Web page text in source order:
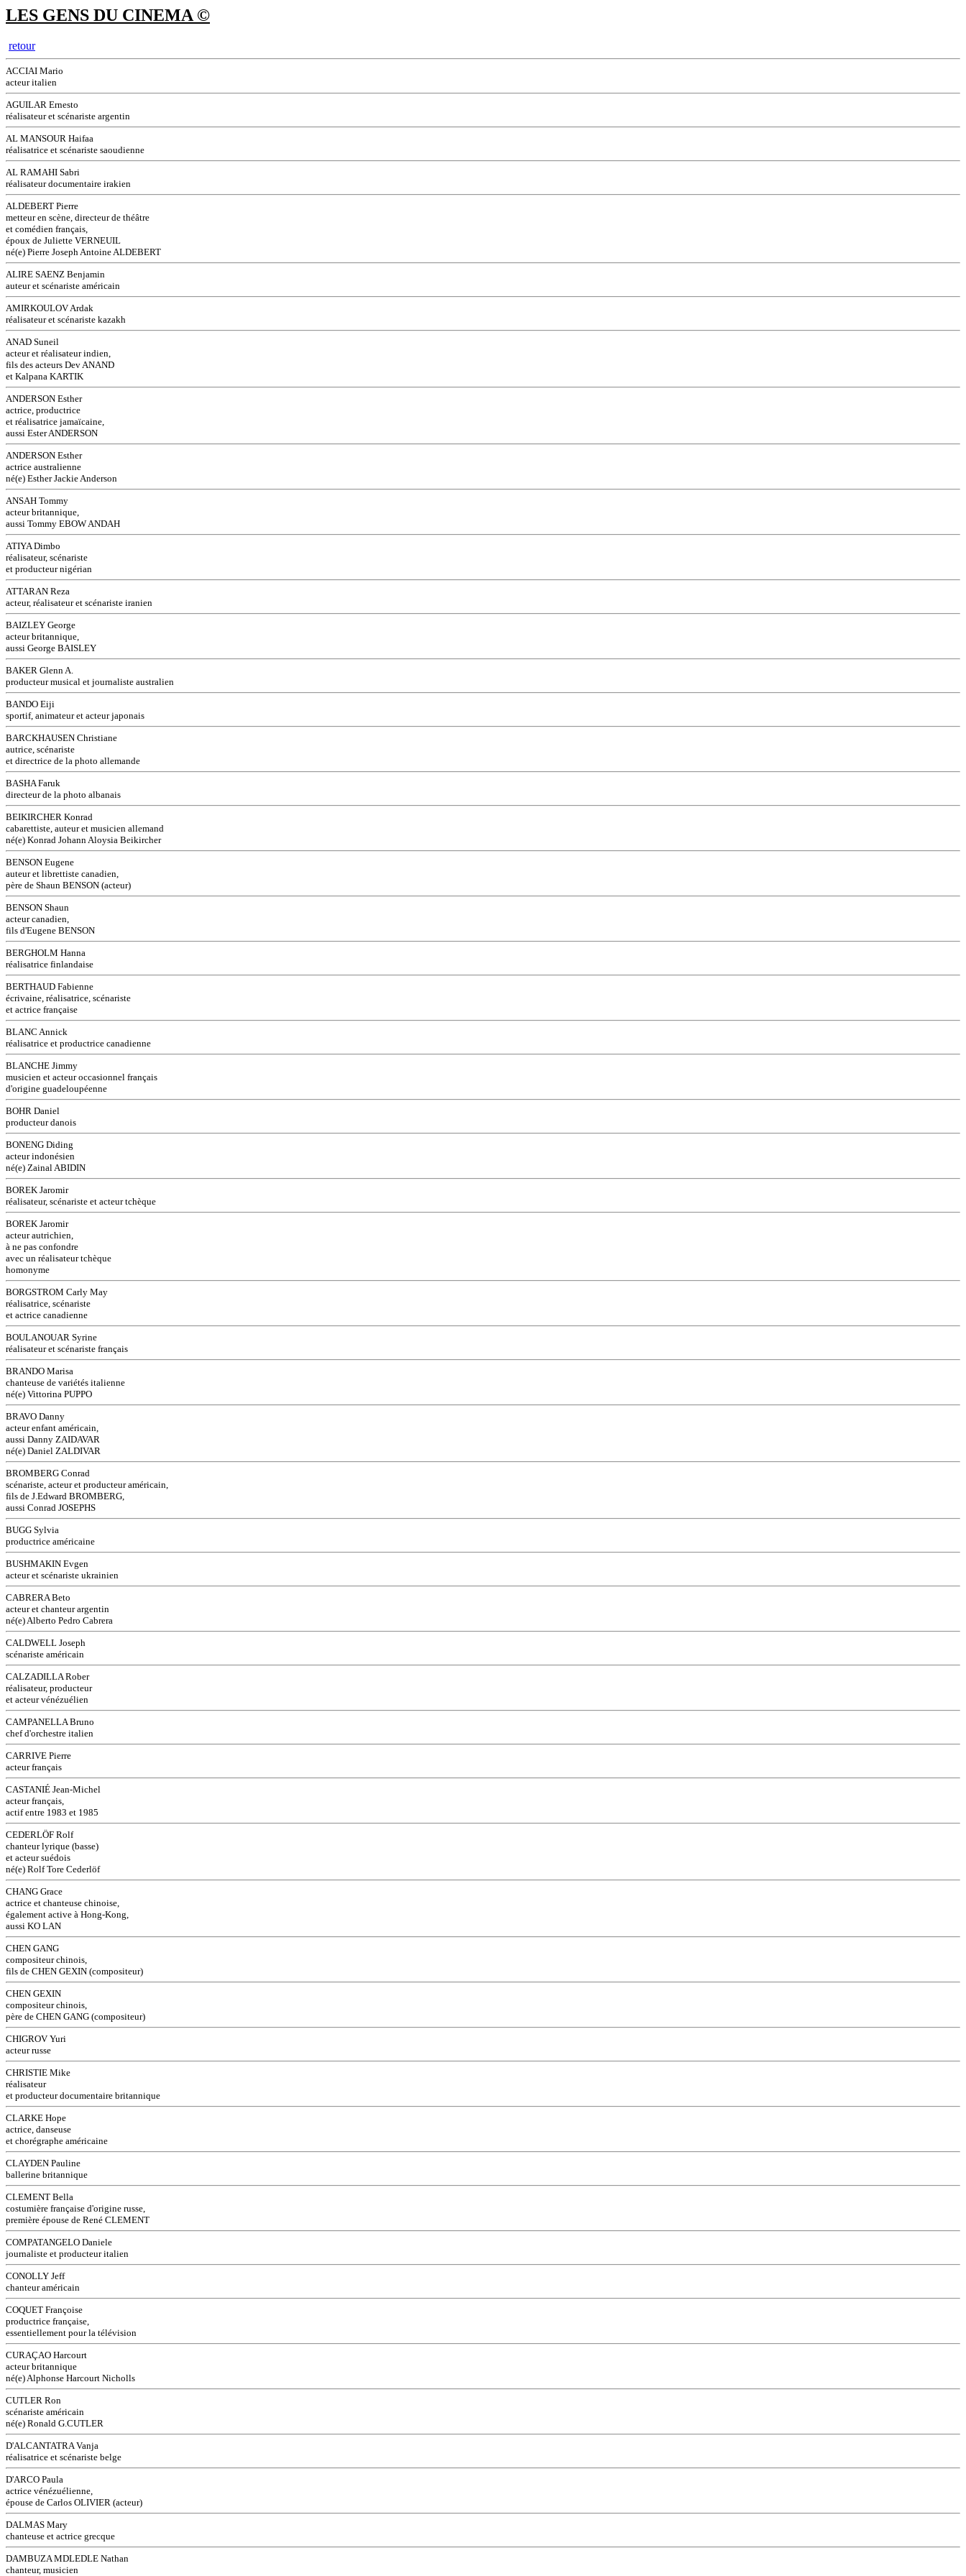
LES GENS DU CINEMA ©
retour
ACCIAI Mario
acteur italien
AGUILAR Ernesto
réalisateur et scénariste argentin
AL MANSOUR Haifaa
réalisatrice et scénariste saoudienne
AL RAMAHI Sabri
réalisateur documentaire irakien
ALDEBERT Pierre
metteur en scène, directeur de théâtre
et comédien français,
époux de Juliette VERNEUIL
né(e) Pierre Joseph Antoine ALDEBERT
ALIRE SAENZ Benjamin
auteur et scénariste américain
AMIRKOULOV Ardak
réalisateur et scénariste kazakh
ANAD Suneil
acteur et réalisateur indien,
fils des acteurs Dev ANAND
et Kalpana KARTIK
ANDERSON Esther
actrice, productrice
et réalisatrice jamaïcaine,
aussi Ester ANDERSON
ANDERSON Esther
actrice australienne
né(e) Esther Jackie Anderson
ANSAH Tommy
acteur britannique,
aussi Tommy EBOW ANDAH
ATIYA Dimbo
réalisateur, scénariste
et producteur nigérian
ATTARAN Reza
acteur, réalisateur et scénariste iranien
BAIZLEY George
acteur britannique,
aussi George BAISLEY
BAKER Glenn A.
producteur musical et journaliste australien
BANDO Eiji
sportif, animateur et acteur japonais
BARCKHAUSEN Christiane
autrice, scénariste
et directrice de la photo allemande
BASHA Faruk
directeur de la photo albanais
BEIKIRCHER Konrad
cabarettiste, auteur et musicien allemand
né(e) Konrad Johann Aloysia Beikircher
BENSON Eugene
auteur et librettiste canadien,
père de Shaun BENSON (acteur)
BENSON Shaun
acteur canadien,
fils d'Eugene BENSON
BERGHOLM Hanna
réalisatrice finlandaise
BERTHAUD Fabienne
écrivaine, réalisatrice, scénariste
et actrice française
BLANC Annick
réalisatrice et productrice canadienne
BLANCHE Jimmy
musicien et acteur occasionnel français
d'origine guadeloupéenne
BOHR Daniel
producteur danois
BONENG Diding
acteur indonésien
né(e) Zainal ABIDIN
BOREK Jaromir
réalisateur, scénariste et acteur tchèque
BOREK Jaromir
acteur autrichien,
à ne pas confondre
avec un réalisateur tchèque
homonyme
BORGSTROM Carly May
réalisatrice, scénariste
et actrice canadienne
BOULANOUAR Syrine
réalisateur et scénariste français
BRANDO Marisa
chanteuse de variétés italienne
né(e) Vittorina PUPPO
BRAVO Danny
acteur enfant américain,
aussi Danny ZAIDAVAR
né(e) Daniel ZALDIVAR
BROMBERG Conrad
scénariste, acteur et producteur américain,
fils de J.Edward BROMBERG,
aussi Conrad JOSEPHS
BUGG Sylvia
productrice américaine
BUSHMAKIN Evgen
acteur et scénariste ukrainien
CABRERA Beto
acteur et chanteur argentin
né(e) Alberto Pedro Cabrera
CALDWELL Joseph
scénariste américain
CALZADILLA Rober
réalisateur, producteur
et acteur vénézuélien
CAMPANELLA Bruno
chef d'orchestre italien
CARRIVE Pierre
acteur français
CASTANIÉ Jean-Michel
acteur français,
actif entre 1983 et 1985
CEDERLÖF Rolf
chanteur lyrique (basse)
et acteur suédois
né(e) Rolf Tore Cederlöf
CHANG Grace
actrice et chanteuse chinoise,
également active à Hong-Kong,
aussi KO LAN
CHEN GANG
compositeur chinois,
fils de CHEN GEXIN (compositeur)
CHEN GEXIN
compositeur chinois,
père de CHEN GANG (compositeur)
CHIGROV Yuri
acteur russe
CHRISTIE Mike
réalisateur
et producteur documentaire britannique
CLARKE Hope
actrice, danseuse
et chorégraphe américaine
CLAYDEN Pauline
ballerine britannique
CLEMENT Bella
costumière française d'origine russe,
première épouse de René CLEMENT
COMPATANGELO Daniele
journaliste et producteur italien
CONOLLY Jeff
chanteur américain
COQUET Françoise
productrice française,
essentiellement pour la télévision
CURAÇAO Harcourt
acteur britannique
né(e) Alphonse Harcourt Nicholls
CUTLER Ron
scénariste américain
né(e) Ronald G.CUTLER
D'ALCANTATRA Vanja
réalisatrice et scénariste belge
D'ARCO Paula
actrice vénézuélienne,
épouse de Carlos OLIVIER (acteur)
DALMAS Mary
chanteuse et actrice grecque
DAMBUZA MDLEDLE Nathan
chanteur, musicien